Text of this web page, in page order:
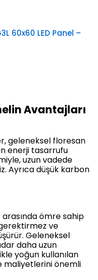
60x60 LED Panel –
Avantajları
geleneksel floresan
enerji tasarrufu
uzun vadede
Ayrıca düşük karbon
ömre sahip
ve
Geleneksel
daha uzun
yoğun kullanılan
maliyetlerini önemli